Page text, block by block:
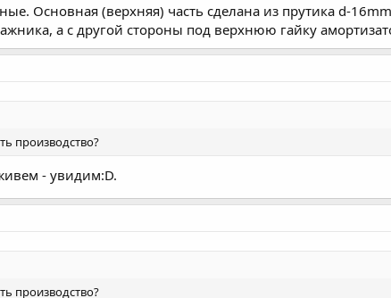
Основная (верхняя) часть сделана из прутика d-
а с другой стороны под верхнюю гайку
производство?
- увидим:D.
производство?